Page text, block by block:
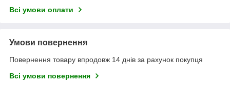
Всі умови оплати
Умови повернення
Повернення товару впродовж 14 днів за рахунок покупця
Всі умови повернення